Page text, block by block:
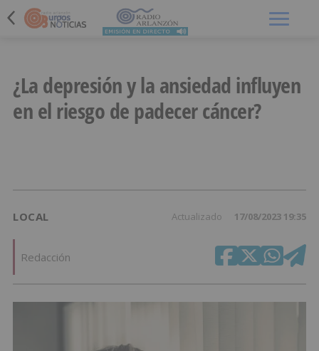
¿La depresión y la ansiedad influyen
en el riesgo de padecer cáncer?
LOCAL Actualizado 17/08/2023 19:35
Redacción